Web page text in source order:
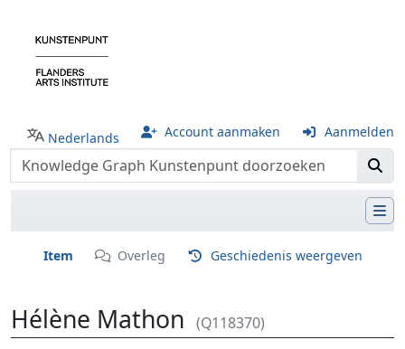
Nederlands Account aanmaken Aanmelden
Item Overleg Geschiedenis weergeven
Hélène Mathon (Q118370)